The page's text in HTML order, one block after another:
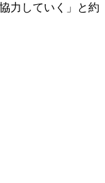
力していく」と約